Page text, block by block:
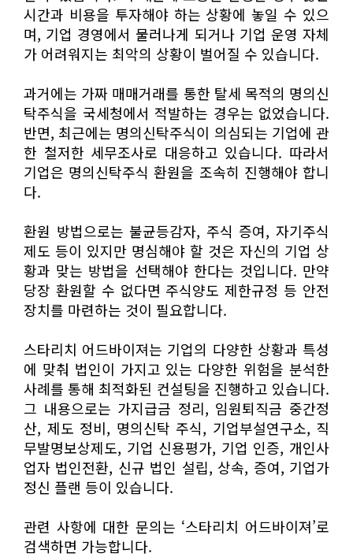
시간과 비용을 투자해야 하는 상황에 놓일 수 있으
며, 기업 경영에서 물러나게 되거나 기업 운영 자체
가 어려워지는 최악의 상황이 벌어질 수 있습니다.
과거에는 가짜 매매거래를 통한 탈세 목적의 명의신
탁주식을 국세청에서 적발하는 경우는 없었습니다.
반면, 최근에는 명의신탁주식이 의심되는 기업에 관
한 철저한 세무조사로 대응하고 있습니다. 따라서
기업은 명의신탁주식 환원을 조속히 진행해야 합니
다.
환원 방법으로는 불균등감자, 주식 증여, 자기주식
제도 등이 있지만 명심해야 할 것은 자신의 기업 상
황과 맞는 방법을 선택해야 한다는 것입니다. 만약
당장 환원할 수 없다면 주식양도 제한규정 등 안전
장치를 마련하는 것이 필요합니다.
스타리치 어드바이져는 기업의 다양한 상황과 특성
에 맞춰 법인이 가지고 있는 다양한 위험을 분석한
사례를 통해 최적화된 컨설팅을 진행하고 있습니다.
그 내용으로는 가지급금 정리, 임원퇴직금 중간정
산, 제도 정비, 명의신탁 주식, 기업부설연구소, 직
무발명보상제도, 기업 신용평가, 기업 인증, 개인사
업자 법인전환, 신규 법인 설립, 상속, 증여, 기업가
정신 플랜 등이 있습니다.
관련 사항에 대한 문의는 ‘스타리치 어드바이져’로
검색하면 가능합니다.